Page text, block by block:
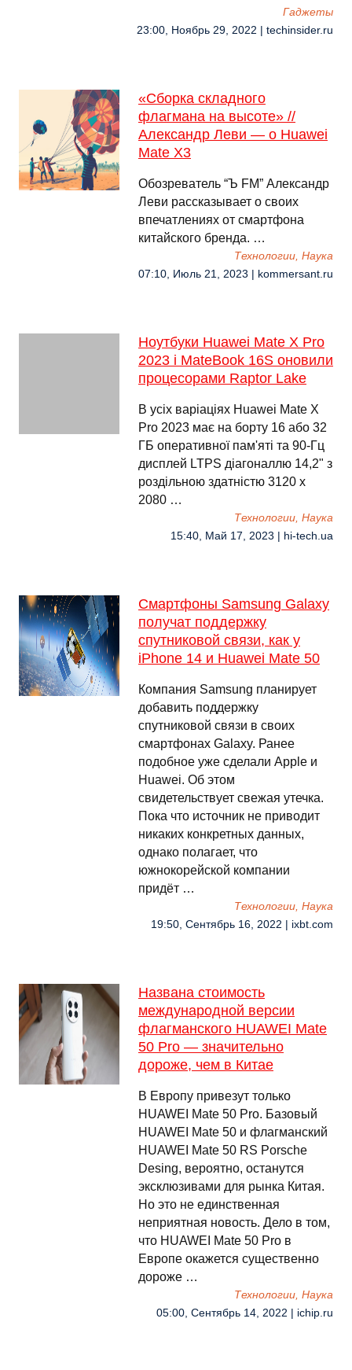
Гаджеты
23:00, Ноябрь 29, 2022 | techinsider.ru
«Сборка складного
флагмана на высоте» //
Александр Леви — о Huawei
Mate X3
Обозреватель “Ъ FM” Александр
Леви рассказывает о своих
впечатлениях от смартфона
китайского бренда. …
Технологии, Наука
07:10, Июль 21, 2023 | kommersant.ru
Ноутбуки Huawei Mate X Pro
2023 і MateBook 16S оновили
процесорами Raptor Lake
В усіх варіаціях Huawei Mate X
Pro 2023 має на борту 16 або 32
ГБ оперативної пам'яті та 90-Гц
дисплей LTPS діагоналлю 14,2" з
роздільною здатністю 3120 x
2080 …
Технологии, Наука
15:40, Май 17, 2023 | hi-tech.ua
Смартфоны Samsung Galaxy
получат поддержку
спутниковой связи, как у
iPhone 14 и Huawei Mate 50
Компания Samsung планирует
добавить поддержку
спутниковой связи в своих
смартфонах Galaxy. Ранее
подобное уже сделали Apple и
Huawei. Об этом
свидетельствует свежая утечка.
Пока что источник не приводит
никаких конкретных данных,
однако полагает, что
южнокорейской компании
придёт …
Технологии, Наука
19:50, Сентябрь 16, 2022 | ixbt.com
Названа стоимость
международной версии
флагманского HUAWEI Mate
50 Pro — значительно
дороже, чем в Китае
В Европу привезут только
HUAWEI Mate 50 Pro. Базовый
HUAWEI Mate 50 и флагманский
HUAWEI Mate 50 RS Porsche
Desing, вероятно, останутся
эксклюзивами для рынка Китая.
Но это не единственная
неприятная новость. Дело в том,
что HUAWEI Mate 50 Pro в
Европе окажется существенно
дороже …
Технологии, Наука
05:00, Сентябрь 14, 2022 | ichip.ru